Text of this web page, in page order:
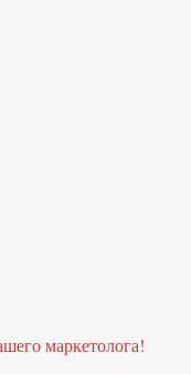
маркетолога!